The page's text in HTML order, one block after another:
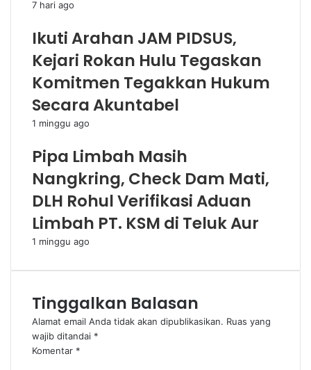
7 hari ago
Ikuti Arahan JAM PIDSUS,
Kejari Rokan Hulu Tegaskan
Komitmen Tegakkan Hukum
Secara Akuntabel
1 minggu ago
Pipa Limbah Masih
Nangkring, Check Dam Mati,
DLH Rohul Verifikasi Aduan
Limbah PT. KSM di Teluk Aur
1 minggu ago
Tinggalkan Balasan
Alamat email Anda tidak akan dipublikasikan. Ruas yang
wajib ditandai *
Komentar *